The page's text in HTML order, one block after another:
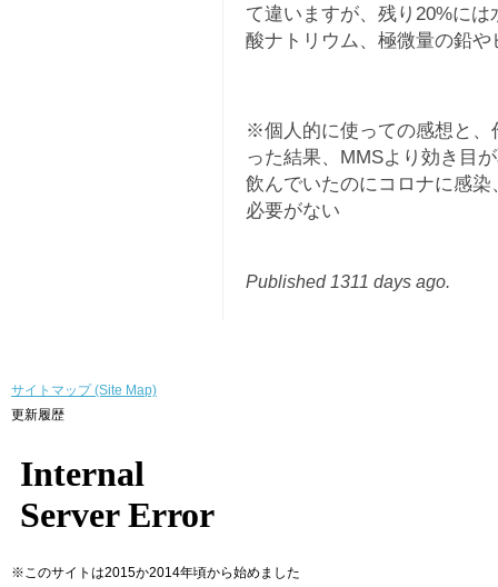
て違いますが、残り20%に
酸ナトリウム、極微量の鉛
※個人的に使っての感想と、
った結果、MMSより効き目
飲んでいたのにコロナに感
必要がない
Published 1311 days ago.
サイトマップ (Site Map)
更新履歴
※このサイトは2015か2014年頃から始めました